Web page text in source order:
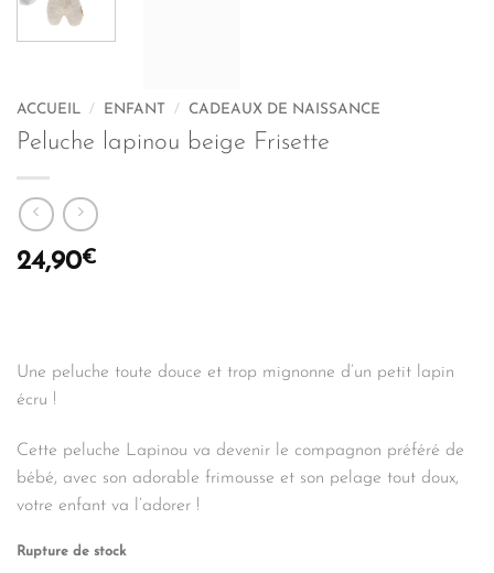
ACCUEIL / ENFANT / CADEAUX DE NAISSANCE
Peluche lapinou beige Frisette
24,90€
Une peluche toute douce et trop mignonne d’un petit lapin
écru !
Cette peluche Lapinou va devenir le compagnon préféré de
bébé, avec son adorable frimousse et son pelage tout doux,
votre enfant va l’adorer !
Rupture de stock